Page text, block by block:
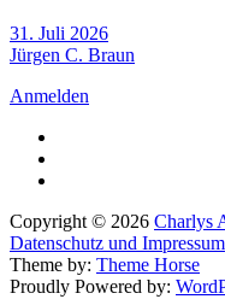
31. Juli 2026
Jürgen C. Braun
Anmelden
Copyright © 2026 Charlys
Datenschutz und Impressum
Theme by: Theme Horse
Proudly Powered by: